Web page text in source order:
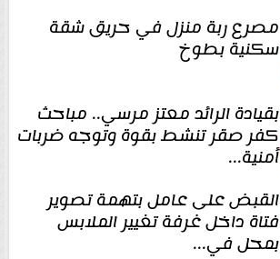
مصرع ربة منزل في حريق شقة
سكنية بطوخ
بقيادة الرائد معتز مرسي.. مباحث
كفر صقر تنشط بقوة وتوجه ضربات
أمنية...
القبض على عامل بتهمة تصوير
فتاة داخل غرفة تغيير الملابس
بمحل في...